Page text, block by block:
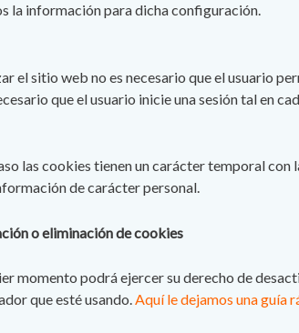
la información para dicha configuración.
el sitio web no es necesario que el usuario
que el usuario inicie una sesión tal en
las cookies tienen un carácter temporal
de carácter personal.
o eliminación de cookies
momento podrá ejercer su derecho de
que esté usando.Aquí le dejamos una guía